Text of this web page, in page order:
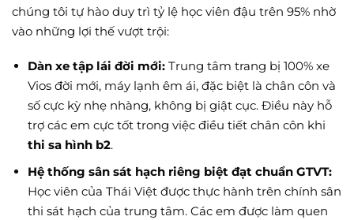
chúng tôi tự hào duy trì tỷ lệ học viên đậu trên 95% nhờ
vào những lợi thế vượt trội:
Dàn xe tập lái đời mới:Trung tâm trang bị 100% xe
Vios đời mới, máy lạnh êm ái, đặc biệt là chân côn và
số cực kỳ nhẹ nhàng, không bị giật cục. Điều này hỗ
trợ các em cực tốt trong việc điều tiết chân côn khi
thi sa hình b2.
Hệ thống sân sát hạch riêng biệt đạt chuẩn GTVT:
Học viên của Thái Việt được thực hành trên chính sân
thi sát hạch của trung tâm. Các em được làm quen